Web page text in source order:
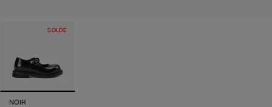
SOLDE
NOIR